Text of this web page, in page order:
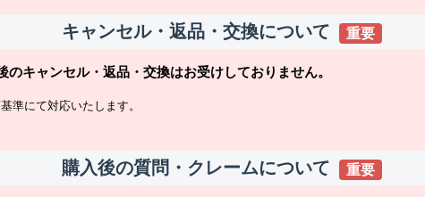
キャンセル・返品・交換について 重要
のキャンセル・返品・交換はお受けしておりません。
準にて対応いたします。
購入後の質問・クレームについて 重要